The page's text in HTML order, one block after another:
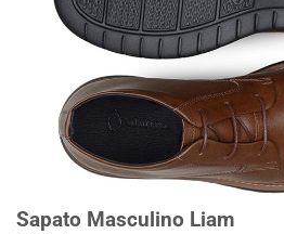
Sapato Masculino Liam